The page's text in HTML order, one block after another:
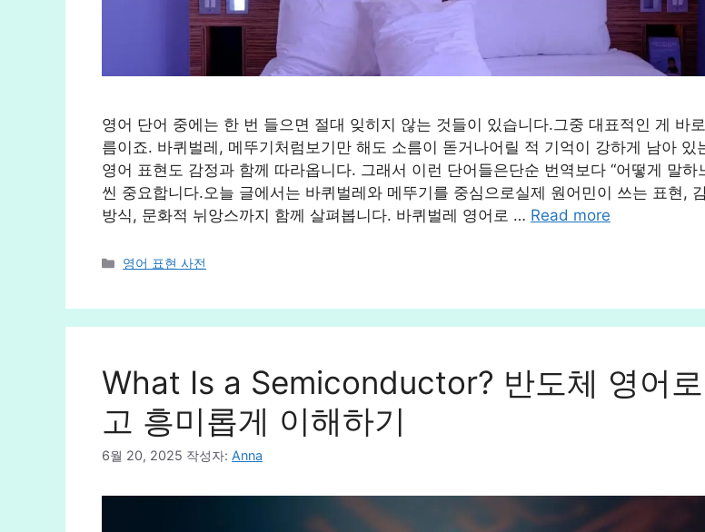
영어 단어 중에는 한 번 들으면 절대 잊히지 않는 것들이 있습니다.그중 대표적인 게 바
름이죠. 바퀴벌레, 메뚜기처럼보기만 해도 소름이 돋거나어릴 적 기억이 강하게 남아 있
영어 표현도 감정과 함께 따라옵니다. 그래서 이런 단어들은단순 번역보다 “어떻게 말하
씬 중요합니다.오늘 글에서는 바퀴벌레와 메뚜기를 중심으로실제 원어민이 쓰는 표현,
방식, 문화적 뉘앙스까지 함께 살펴봅니다. 바퀴벌레 영어로 … Read more
카
영어 표현 사전
What Is a Semiconductor? 반도체 영어
고 흥미롭게 이해하기
6월 20, 2025 작성자: Anna